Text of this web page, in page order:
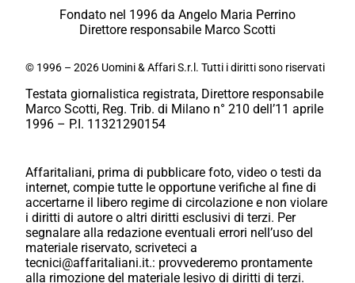
Fondato nel 1996 da Angelo Maria Perrino
Direttore responsabile Marco Scotti
© 1996 – 2026 Uomini & Affari S.r.l. Tutti i diritti sono riservati
Testata giornalistica registrata, Direttore responsabile
Marco Scotti, Reg. Trib. di Milano n° 210 dell’11 aprile
1996 – P.I. 11321290154
Affaritaliani, prima di pubblicare foto, video o testi da
internet, compie tutte le opportune verifiche al fine di
accertarne il libero regime di circolazione e non violare
i diritti di autore o altri diritti esclusivi di terzi. Per
segnalare alla redazione eventuali errori nell’uso del
materiale riservato, scriveteci a
tecnici@affaritaliani.it.: provvederemo prontamente
alla rimozione del materiale lesivo di diritti di terzi.